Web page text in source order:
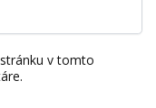
v tomto